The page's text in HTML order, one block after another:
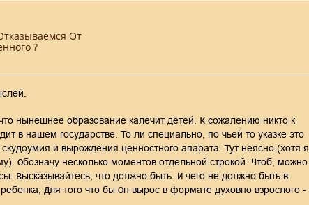
От
?
нынешнее образование калечит детей. К сожалению никто к
в нашем государстве. То ли специально, по чьей то указке это
и вырождения ценностного апарата. Тут неясно (хотя я
Обозначу несколько моментов отдельной строкой. Чтоб, можно
Высказывайтесь, что должно быть. И чего не должно быть в
Для того что бы Он вырос в формате духовно взрослого -